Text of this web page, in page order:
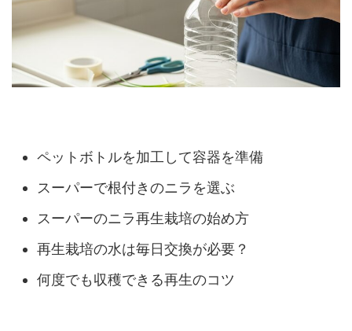
ペットボトルを加工して容器を準備
スーパーで根付きのニラを選ぶ
スーパーのニラ再生栽培の始め方
再生栽培の水は毎日交換が必要？
何度でも収穫できる再生のコツ